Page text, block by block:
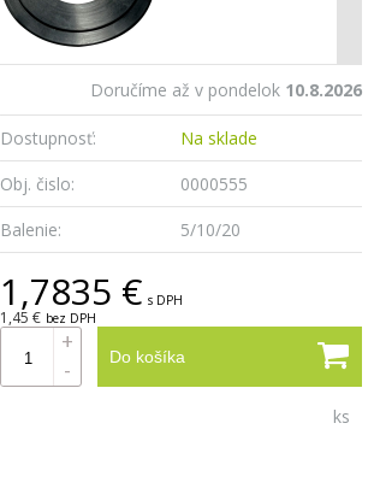
Doručíme až v pondelok 10.8.2026
Dostupnosť:
Na sklade
Obj. čislo:
0000555
Balenie:
5/10/20
1,7835 € s DPH
1,45 € bez DPH
Do košíka
+
-
ks